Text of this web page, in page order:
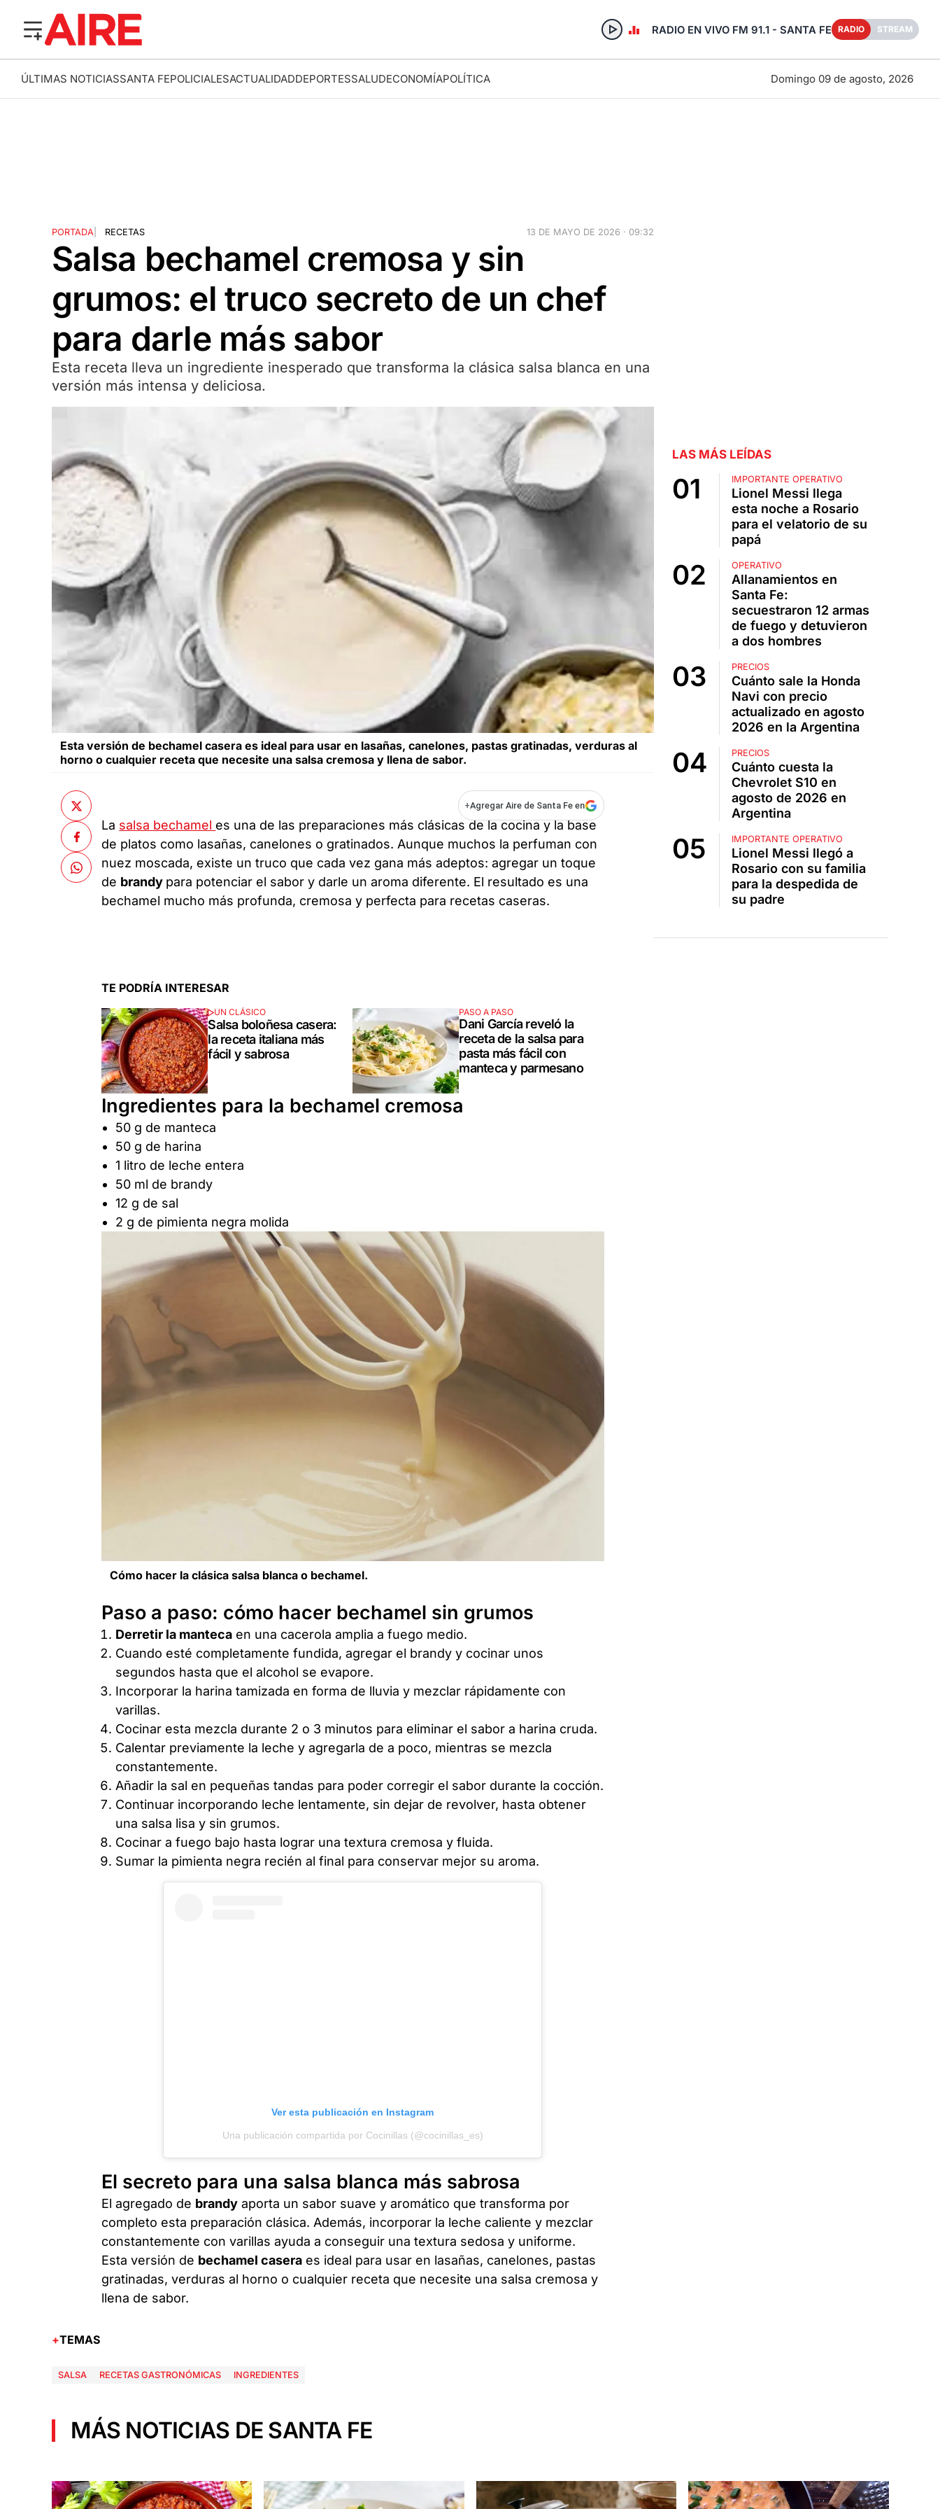
RADIO EN VIVO FM 91.1 - SANTA FE RADIO STREAM
ÚLTIMAS NOTICIASSANTA FEPOLICIALESACTUALIDADDEPORTESSALUDECONOMÍAPOLÍTICA Domingo 09 de agosto, 2026
PORTADA| RECETAS 13 DE MAYO DE 2026 · 09:32
Salsa bechamel cremosa y sin
grumos: el truco secreto de un chef
para darle más sabor
Esta receta lleva un ingrediente inesperado que transforma la clásica salsa blanca en una
versión más intensa y deliciosa.
Esta versión de bechamel casera es ideal para usar en lasañas, canelones, pastas gratinadas, verduras al
horno o cualquier receta que necesite una salsa cremosa y llena de sabor.
+Agregar Aire de Santa Fe en
La salsa bechamel es una de las preparaciones más clásicas de la cocina y la base
de platos como lasañas, canelones o gratinados. Aunque muchos la perfuman con
nuez moscada, existe un truco que cada vez gana más adeptos: agregar un toque
de brandy para potenciar el sabor y darle un aroma diferente. El resultado es una
bechamel mucho más profunda, cremosa y perfecta para recetas caseras.
TE PODRÍA INTERESAR
UN CLÁSICO
Salsa boloñesa casera:
la receta italiana más
fácil y sabrosa
PASO A PASO
Dani García reveló la
receta de la salsa para
pasta más fácil con
manteca y parmesano
Ingredientes para la bechamel cremosa
50 g de manteca
50 g de harina
1 litro de leche entera
50 ml de brandy
12 g de sal
2 g de pimienta negra molida
Cómo hacer la clásica salsa blanca o bechamel.
Paso a paso: cómo hacer bechamel sin grumos
Derretir la manteca en una cacerola amplia a fuego medio.
Cuando esté completamente fundida, agregar el brandy y cocinar unos
segundos hasta que el alcohol se evapore.
Incorporar la harina tamizada en forma de lluvia y mezclar rápidamente con
varillas.
Cocinar esta mezcla durante 2 o 3 minutos para eliminar el sabor a harina cruda.
Calentar previamente la leche y agregarla de a poco, mientras se mezcla
constantemente.
Añadir la sal en pequeñas tandas para poder corregir el sabor durante la cocción.
Continuar incorporando leche lentamente, sin dejar de revolver, hasta obtener
una salsa lisa y sin grumos.
Cocinar a fuego bajo hasta lograr una textura cremosa y fluida.
Sumar la pimienta negra recién al final para conservar mejor su aroma.
Ver esta publicación en Instagram
Una publicación compartida por Cocinillas (@cocinillas_es)
El secreto para una salsa blanca más sabrosa
El agregado de brandy aporta un sabor suave y aromático que transforma por
completo esta preparación clásica. Además, incorporar la leche caliente y mezclar
constantemente con varillas ayuda a conseguir una textura sedosa y uniforme.
Esta versión de bechamel casera es ideal para usar en lasañas, canelones, pastas
gratinadas, verduras al horno o cualquier receta que necesite una salsa cremosa y
llena de sabor.
LAS MÁS LEÍDAS
IMPORTANTE OPERATIVO
Lionel Messi llega
esta noche a Rosario
para el velatorio de su
papá
OPERATIVO
Allanamientos en
Santa Fe:
secuestraron 12 armas
de fuego y detuvieron
a dos hombres
PRECIOS
Cuánto sale la Honda
Navi con precio
actualizado en agosto
2026 en la Argentina
PRECIOS
Cuánto cuesta la
Chevrolet S10 en
agosto de 2026 en
Argentina
IMPORTANTE OPERATIVO
Lionel Messi llegó a
Rosario con su familia
para la despedida de
su padre
TEMAS
SALSA RECETAS GASTRONÓMICAS INGREDIENTES
MÁS NOTICIAS DE SANTA FE